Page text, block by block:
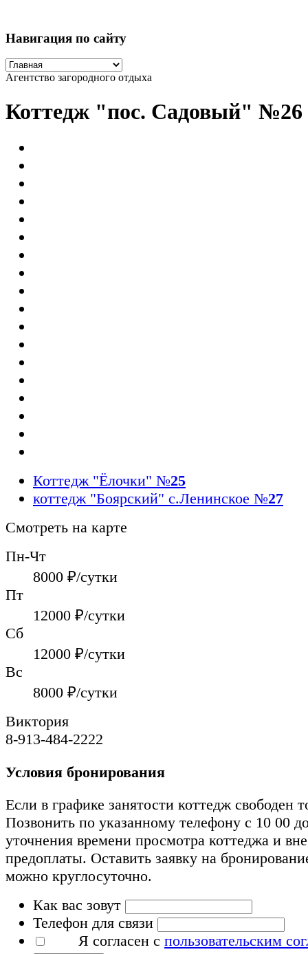
Навигация по сайту
Агентство загородного отдыха
Коттедж "пос. Садовый" №26
Коттедж "Ёлочки" №25
коттедж "Боярский" с.Ленинское №27
Смотреть на карте
Пн-Чт
8000 ₽/сутки
Пт
12000 ₽/сутки
Сб
12000 ₽/сутки
Вс
8000 ₽/сутки
Виктория
8-913-484-2222
Условия бронирования
Если в графике занятости коттедж свободен
Позвонить по указанному телефону с 10 00
уточнения времени просмотра коттеджа и
предоплаты. Оставить заявку на
можно круглосуточно.
Как вас зовут
Телефон для связи
Я согласен с пользовательским